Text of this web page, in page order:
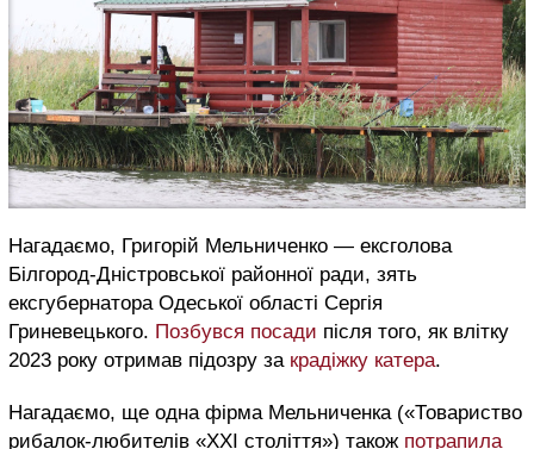
Нагадаємо, Григорій Мельниченко — ексголова
Білгород-Дністровської районної ради, зять
ексгубернатора Одеської області Сергія
Гриневецького. Позбувся посади після того, як влітку
2023 року отримав підозру за крадіжку катера.
Нагадаємо, ще одна фірма Мельниченка («Товариство
рибалок-любителів «ХХІ століття») також потрапила